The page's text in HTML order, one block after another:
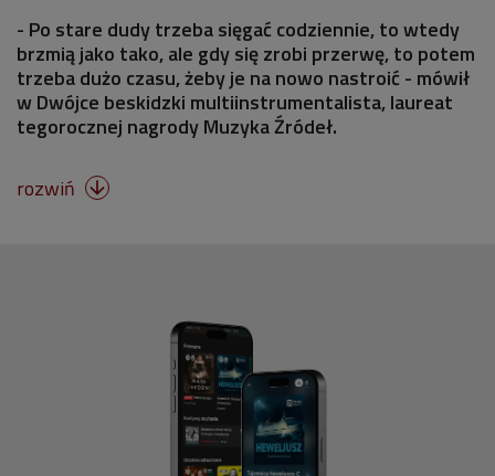
- Po stare dudy trzeba sięgać codziennie, to wtedy
brzmią jako tako, ale gdy się zrobi przerwę, to potem
trzeba dużo czasu, żeby je na nowo nastroić - mówił
w Dwójce beskidzki multiinstrumentalista, laureat
tegorocznej nagrody Muzyka Źródeł.
rozwiń 